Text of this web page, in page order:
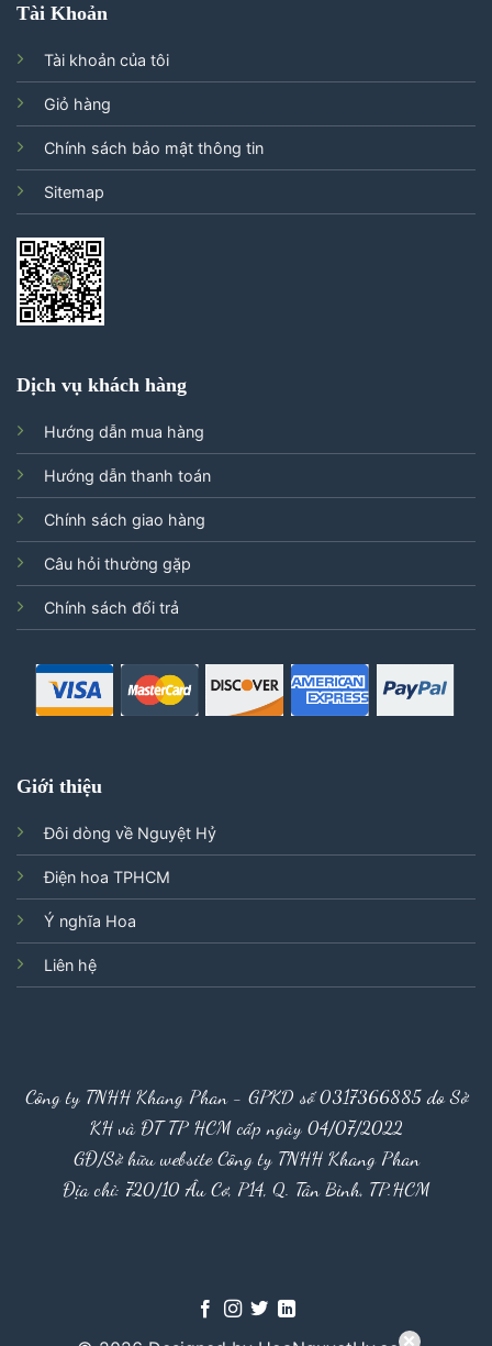
Tài Khoản
Tài khoản của tôi
Giỏ hàng
Chính sách bảo mật thông tin
Sitemap
Dịch vụ khách hàng
Hướng dẫn mua hàng
Hướng dẫn thanh toán
Chính sách giao hàng
Câu hỏi thường gặp
Chính sách đổi trả
Giới thiệu
Đôi dòng về Nguyệt Hỷ
Điện hoa TPHCM
Ý nghĩa Hoa
Liên hệ
Công ty TNHH Khang Phan - GPKD số 0317366885 do Sở
KH và ĐT TP HCM cấp ngày 04/07/2022
GĐ/Sở hữu website Công ty TNHH Khang Phan
Địa chỉ: 720/10 Âu Cơ, P14, Q. Tân Bình, TP.HCM